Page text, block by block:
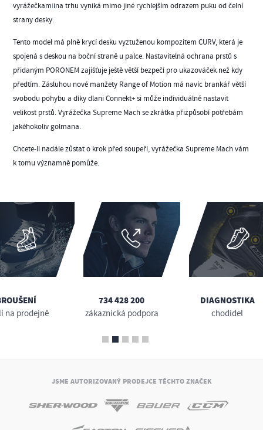
vyrážečkamiina trhu vyniká mimo jiné rychlejším odrazem puku od čelní
strany desky.
Tento model má plně krycí desku vyztuženou kompozitem CURV, která je
spojená s deskou na boční straně u palce. Nastavitelná ochrana prstů s
přidaným PORONEM zajišťuje ještě větší bezpečí pro ukazováček než kdy
předtím. Zásluhou nové manžety Range of Motion má navíc brankář větší
svobodu pohybu a díky dlani Connekt+ si může individuálně nastavit
velikost prstů. Vyrážečka Supreme Mach se zkrátka přizpůsobí potřebám
jakéhokoliv golmana.
Chcete-li nadále zůstat o krok před soupeři, vyrážečka Supreme Mach vám
k tomu významně pomůže.
na prodejně
734 428 200
zákaznická podpora
DIAGNOSTIKA
chodidel
JSME AUTORIZOVANÝ PRODEJCE TĚCHTO ZNAČEK